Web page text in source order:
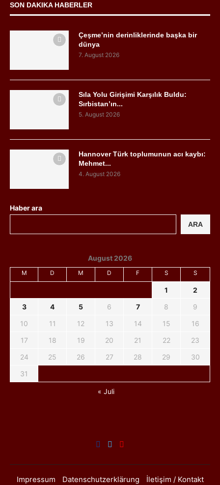
SON DAKIKA HABERLER
Çeşme’nin derinliklerinde başka bir
dünya
7. August 2026
Sıla Yolu Girişimi Karşılık Buldu:
Sırbistan’ın...
5. August 2026
Hannover Türk toplumunun acı kaybı:
Mehmet...
4. August 2026
Haber ara
ARA
August 2026
M D M D F S S
1
2
3
4 5 6 7 8
9
10
11 12 13 14 15
16
17
18 19 20 21 22
23
24
25 26 27 28 29
30
31
« Juli
Impressum Datenschutzerklärung İletişim / Kontakt